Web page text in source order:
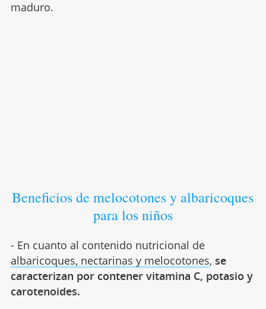
maduro.
Beneficios de melocotones y albaricoques
para los niños
- En cuanto al contenido nutricional de
albaricoques, nectarinas y melocotones, se
caracterizan por contener vitamina C, potasio y
carotenoides.